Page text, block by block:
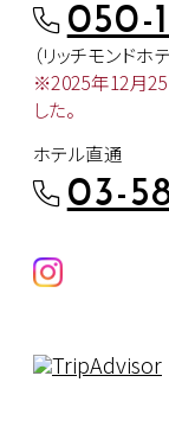
050-
（リッチモンド
※2025年12月25
した。
ホテル直通
03-